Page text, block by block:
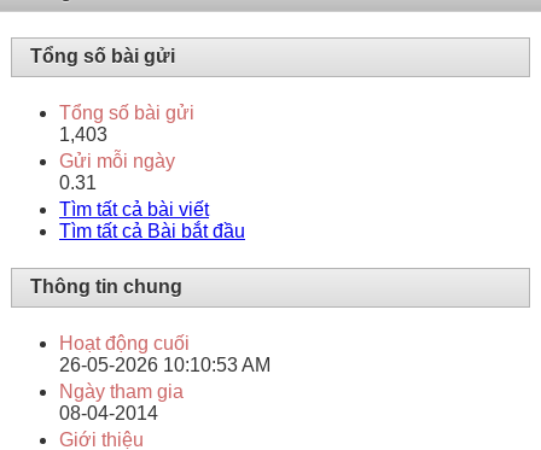
Tổng số bài gửi
Tổng số bài gửi
1,403
Gửi mỗi ngày
0.31
Tìm tất cả bài viết
Tìm tất cả Bài bắt đầu
Thông tin chung
Hoạt động cuối
26-05-2026 10:10:53 AM
Ngày tham gia
08-04-2014
Giới thiệu